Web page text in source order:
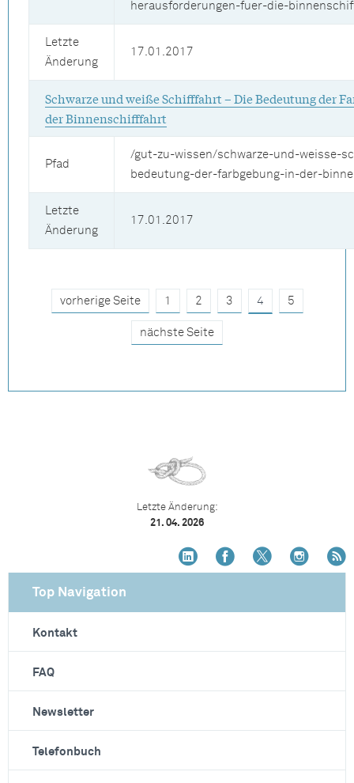
herausforderungen-fuer-die-
Letzte
Änderung
17.01.2017
Schwarze und weiße Schifffahrt – Die Bedeutung der
der Binnenschifffahrt
Pfad
/gut-zu-wissen/schwarze-und-weisse-
bedeutung-der-farbgebung-in-der-
Letzte
Änderung
17.01.2017
vorherige Seite 1 2 3 4 5
nächste Seite
Letzte Änderung:
21. 04. 2026
Top Navigation
Kontakt
FAQ
Newsletter
Telefonbuch